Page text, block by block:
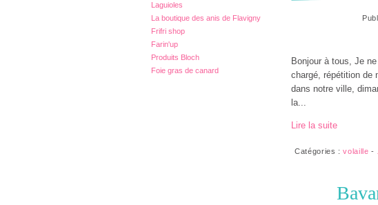
Laguioles
La boutique des anis de Flavigny
Frifri shop
Farin'up
Produits Bloch
Foie gras de canard
Bonjour à tous, Je
chargé, répétition de
dans notre ville,
la...
Lire la suite
Catégories :volaille -